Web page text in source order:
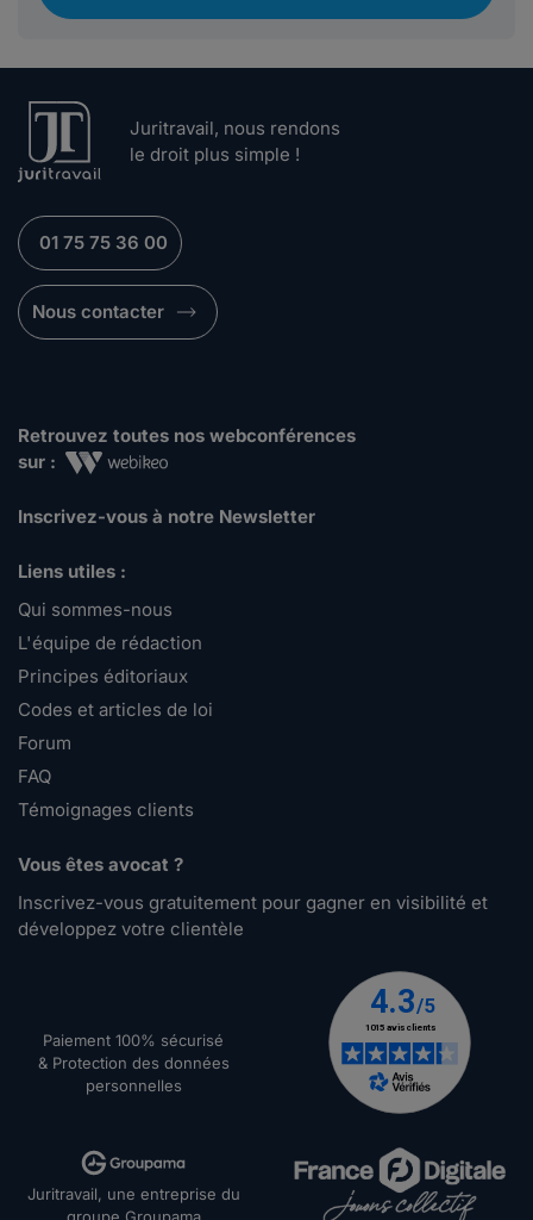
Juritravail, nous rendons
le droit plus simple !
01 75 75 36 00
Nous contacter
Retrouvez toutes nos webconférences
sur :
Inscrivez-vous à notre Newsletter
Liens utiles :
Qui sommes-nous
L'équipe de rédaction
Principes éditoriaux
Codes et articles de loi
Forum
FAQ
Témoignages clients
Vous êtes avocat ?
Inscrivez-vous gratuitement pour gagner en visibilité et
développez votre clientèle
Paiement 100% sécurisé
& Protection des données
personnelles
Juritravail, une entreprise du